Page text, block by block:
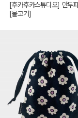
[후카후카스튜디오] 만두
[물고기]